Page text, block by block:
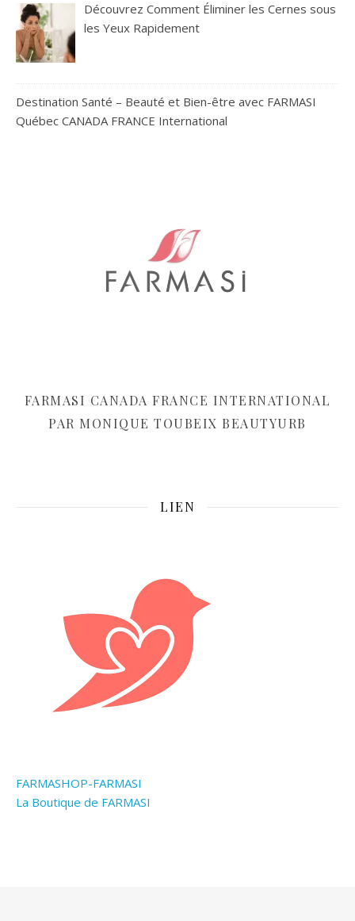
Découvrez Comment Éliminer les Cernes sous
les Yeux Rapidement
Destination Santé – Beauté et Bien-être avec FARMASI
Québec CANADA FRANCE International
FARMASI CANADA FRANCE INTERNATIONAL
PAR MONIQUE TOUBEIX BEAUTYURB
LIEN
FARMASHOP-FARMASI
La Boutique de FARMASI